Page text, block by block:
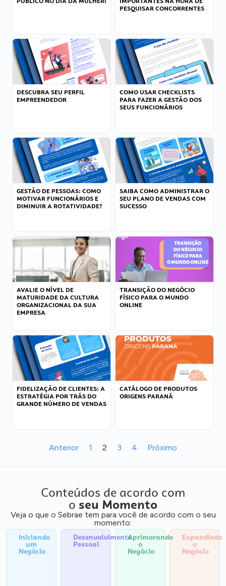
PESQUISAR CONCORRENTES
DESCUBRA SEU PERFIL
EMPREENDEDOR
COMO USAR CHECKLISTS
PARA FAZER A GESTÃO DOS
SEUS FUNCIONÁRIOS
GESTÃO DE PESSOAS: COMO
MOTIVAR FUNCIONÁRIOS E
DIMINUIR A ROTATIVIDADE?
SAIBA COMO ADMINISTRAR O
SEU PLANO DE VENDAS COM
SUCESSO
AVALIE O NÍVEL DE
MATURIDADE DA CULTURA
ORGANIZACIONAL DA SUA
EMPRESA
TRANSIÇÃO DO NEGÓCIO
FÍSICO PARA O MUNDO
ONLINE
FIDELIZAÇÃO DE CLIENTES: A
ESTRATÉGIA POR TRÁS DO
GRANDE NÚMERO DE VENDAS
CATÁLOGO DE PRODUTOS
ORIGENS PARANÁ
Anterior 1 2 3 4 Próximo
Conteúdos de acordo com
o seu Momento
Veja o que o Sebrae tem para você de acordo com o seu
momento:
Iniciando
um
Negócio
Desenvolvimento
Pessoal
Aprimorando
o
Negócio
Expandindo
o
Negócio